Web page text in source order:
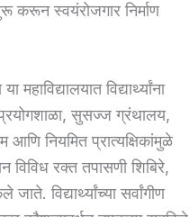
करून स्वयंरोजगार निर्माण
विद्यार्थ्यांना
सुसज्ज ग्रंथालय,
नियमित प्रात्यक्षिकांमुळे
विविध रक्त तपासणी शिबिरे,
विद्यार्थ्यांच्या सर्वांगीण